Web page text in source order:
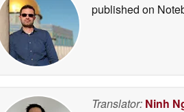
published on
Translator: Ninh